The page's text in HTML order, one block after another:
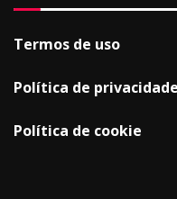
Termos de uso
Política de privacidade
Política de cookie